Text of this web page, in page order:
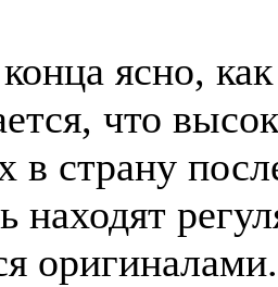
ясно,
что
в страну
находят
оригиналами.